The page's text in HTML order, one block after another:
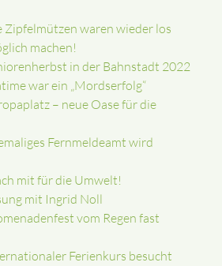
Zipfelmützen waren wieder los
machen!
in der Bahnstadt 2022
war ein „Mordserfolg“
– neue Oase für die
Fernmeldeamt wird
mit für die Umwelt!
mit Ingrid Noll
vom Regen fast
Ferienkurs besucht